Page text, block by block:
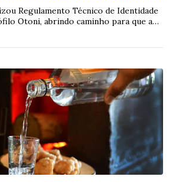
Regulamento Técnico de Identidade
Otoni, abrindo caminho para que a